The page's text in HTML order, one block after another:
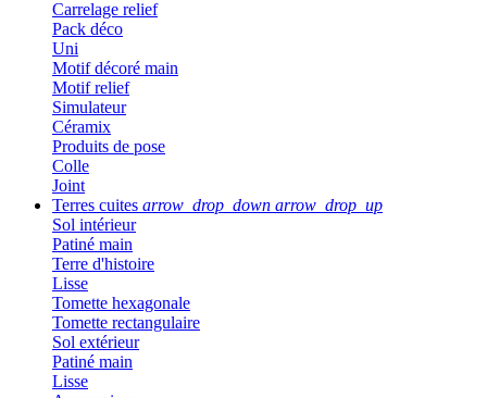
Carrelage relief
Pack déco
Uni
Motif décoré main
Motif relief
Simulateur
Céramix
Produits de pose
Colle
Joint
Terres cuites arrow_drop_down arrow_drop_up
Sol intérieur
Patiné main
Terre d'histoire
Lisse
Tomette hexagonale
Tomette rectangulaire
Sol extérieur
Patiné main
Lisse